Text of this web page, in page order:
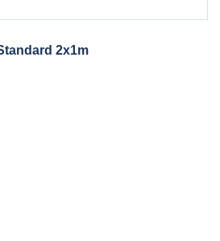
2x1m